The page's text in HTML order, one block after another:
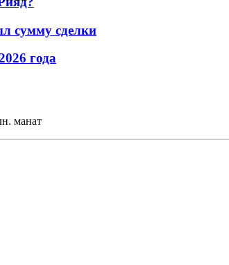
сумму сделки
года
манат